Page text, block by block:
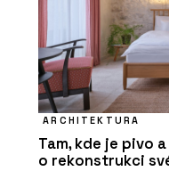
ARCHITEKTURA
Tam, kde je pivo
o rekonstrukci